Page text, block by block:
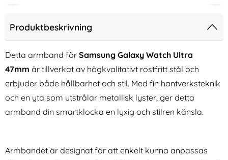
Edge Fodral Multifuntionell
Rosa
Art. nr 238519
PACK Batteripaket För
Handkontroll (Röd/Blå)
Art. nr 246288
Produktbeskrivning
Detta armband för Samsung Galaxy Watch Ultra
47mm är tillverkat av högkvalitativt rostfritt stål och
erbjuder både hållbarhet och stil. Med fin hantverksteknik
och en yta som utstrålar metallisk lyster, ger detta
armband din smartklocka en lyxig och stilren känsla.
Armbandet är designat för att enkelt kunna anpassas